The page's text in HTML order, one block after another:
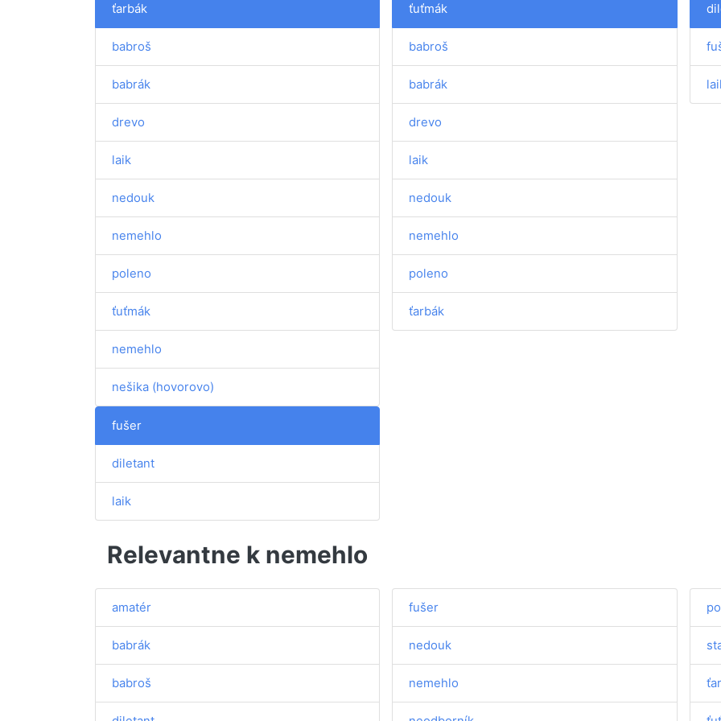
ťarbák
babroš
babrák
drevo
laik
nedouk
nemehlo
poleno
ťuťmák
nemehlo
nešika (hovorovo)
ťuťmák
babroš
babrák
drevo
laik
nedouk
nemehlo
poleno
ťarbák
fušer
diletant
laik
Relevantne k nemehlo
amatér
babrák
babroš
fušer
nedouk
nemehlo